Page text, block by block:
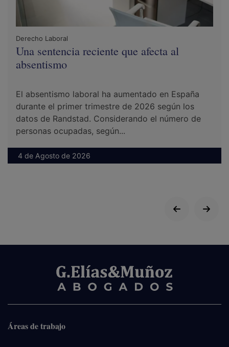
Derecho Laboral
Una sentencia reciente que afecta al
absentismo
El absentismo laboral ha aumentado en España
durante el primer trimestre de 2026 según los
datos de Randstad. Considerando el número de
personas ocupadas, según...
4 de Agosto de 2026
Áreas de trabajo